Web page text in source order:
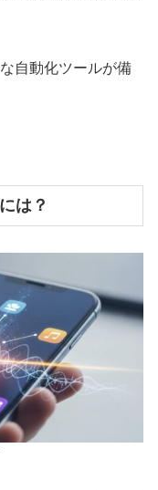
自動化ツールが備
は？